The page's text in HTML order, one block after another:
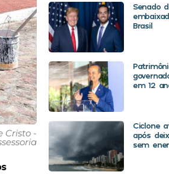
Cristo -
Senado
Brasil
em 12
Ciclone
após
sem